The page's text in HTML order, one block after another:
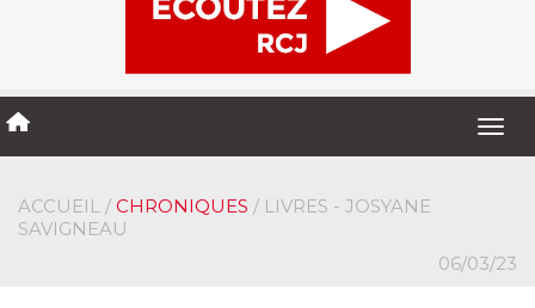
ACCUEIL / CHRONIQUES / LIVRES - JOSYANE
SAVIGNEAU
06/03/23